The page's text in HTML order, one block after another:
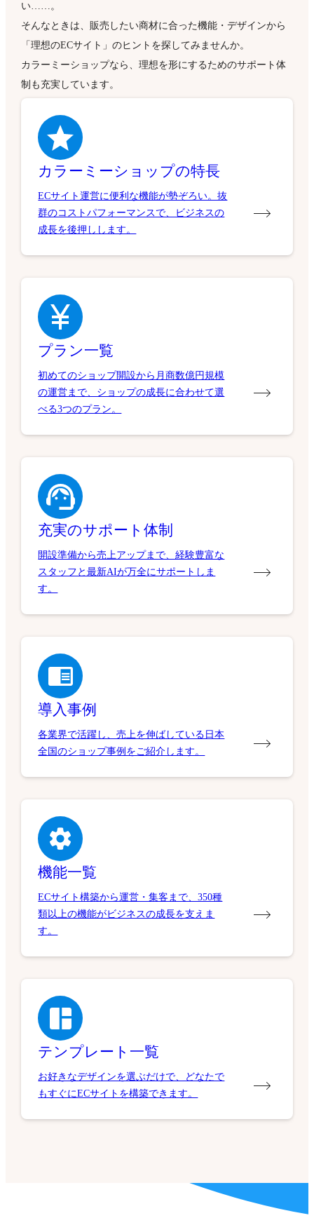
い……。
そんなときは、販売したい商材に合った機能・デザインから
「理想のECサイト」のヒントを探してみませんか。
カラーミーショップなら、理想を形にするためのサポート体
制も充実しています。
カラーミーショップの特長
ECサイト運営に便利な機能が勢ぞろい。抜
群のコストパフォーマンスで、ビジネスの
成長を後押しします。
プラン一覧
初めてのショップ開設から月商数億円規模
の運営まで、ショップの成長に合わせて選
べる3つのプラン。
充実のサポート体制
開設準備から売上アップまで、経験豊富な
スタッフと最新AIが万全にサポートしま
す。
導入事例
各業界で活躍し、売上を伸ばしている日本
全国のショップ事例をご紹介します。
機能一覧
ECサイト構築から運営・集客まで、350種
類以上の機能がビジネスの成長を支えま
す。
テンプレート一覧
お好きなデザインを選ぶだけで、どなたで
もすぐにECサイトを構築できます。